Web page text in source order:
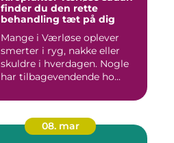
finder du den rette
behandling tæt på dig
Mange i Værløse oplever
smerter i ryg, nakke eller
skuldre i hverdagen. Nogle
har tilbagevendende ho...
08. mar